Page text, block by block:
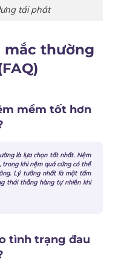
tái phát
mắc thường
mềm tốt hơn
là lựa chọn tốt nhất. Nệm
khi nệm quá cứng có thể
Lý tưởng nhất là một tấm
thái thẳng hàng tự nhiên khi
tình trạng đau